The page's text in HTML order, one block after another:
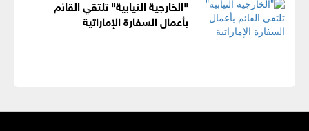
"الخارجية النيابية" تلتقي القائم
بأعمال السفارة الإماراتية